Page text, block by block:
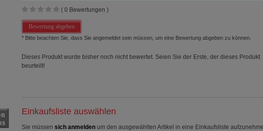
( 0 Bewertungen )
Bewertung abgeben
* Bitte beachten Sie, dass Sie angemeldet sein müssen, um eine Bewertung abgeben zu können.
Dieses Produkt wurde bisher noch nicht bewertet. Seien Sie der Erste, der dieses Produkt
beurteilt!
Einkaufsliste auswählen
Sie müssen sich anmelden um den ausgewählten Artikel in eine Einkaufsliste